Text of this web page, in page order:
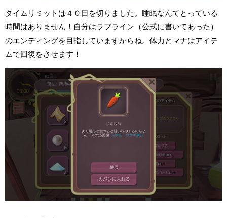
タイムリミットは４０日を切りました。睡眠なんてとっている
時間はありません！自分はラブライン（公式に書いてあった）
のエンディングを目指していますからね。体力とマナはアイテ
ムで回復をさせます！